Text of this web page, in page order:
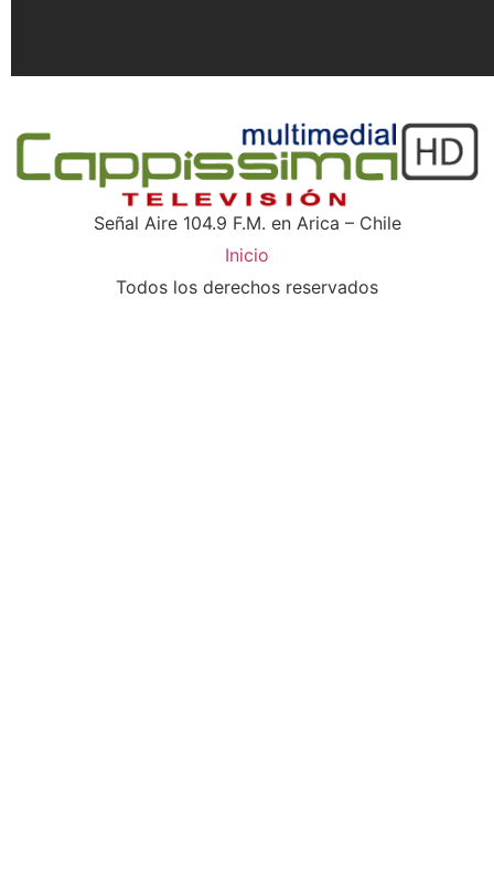
Señal Aire 104.9 F.M. en Arica – Chile
Inicio
Todos los derechos reservados